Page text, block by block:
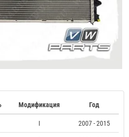
Модификация Год
I 2007 - 2015